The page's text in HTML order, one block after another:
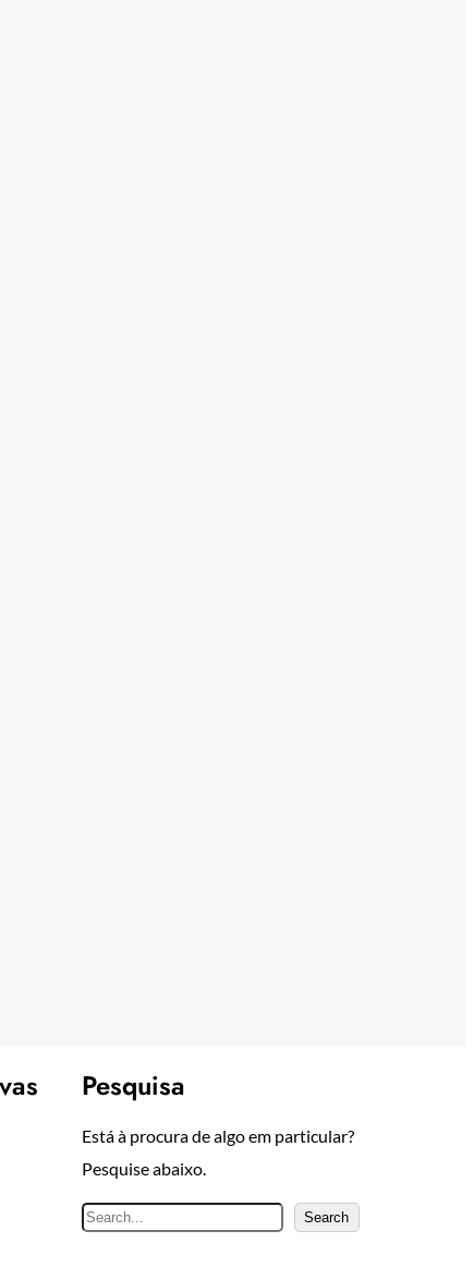
Pesquisa
Está à procura de algo em particular?
Pesquise abaixo.
P
Search